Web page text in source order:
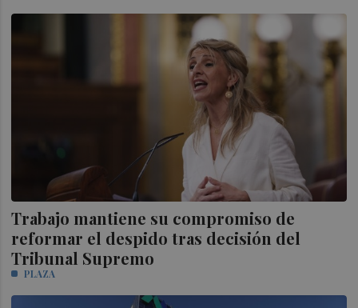
Trabajo mantiene su compromiso de
reformar el despido tras decisión del
Tribunal Supremo
PLAZA